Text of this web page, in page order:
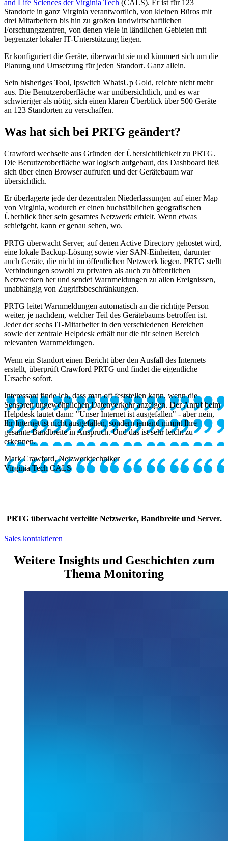
and Life Sciences der Virginia Tech (CALS). Er ist für 123
Standorte in ganz Virginia verantwortlich, von kleinen Büros mit
drei Mitarbeitern bis hin zu großen landwirtschaftlichen
Forschungszentren, von denen viele in ländlichen Gebieten mit
begrenzter lokaler IT-Unterstützung liegen.
Er konfiguriert die Geräte, überwacht sie und kümmert sich um die
Planung und Umsetzung für jeden Standort. Ganz allein.
Sein bisheriges Tool, Ipswitch WhatsUp Gold, reichte nicht mehr
aus. Die Benutzeroberfläche war unübersichtlich, und es war
schwieriger als nötig, sich einen klaren Überblick über 500 Geräte
an 123 Standorten zu verschaffen.
Was hat sich bei PRTG geändert?
Crawford wechselte aus Gründen der Übersichtlichkeit zu PRTG.
Die Benutzeroberfläche war logisch aufgebaut, das Dashboard ließ
sich über einen Browser aufrufen und der Gerätebaum war
übersichtlich.
Er überlagerte jede der dezentralen Niederlassungen auf einer Map
von Virginia, wodurch er einen buchstäblichen geografischen
Überblick über sein gesamtes Netzwerk erhielt. Wenn etwas
schiefgeht, kann er genau sehen, wo.
PRTG überwacht Server, auf denen Active Directory gehostet wird,
eine lokale Backup-Lösung sowie vier SAN-Einheiten, darunter
auch Geräte, die nicht im öffentlichen Netzwerk liegen. PRTG stellt
Verbindungen sowohl zu privaten als auch zu öffentlichen
Netzwerken her und sendet Warnmeldungen zu allen Ereignissen,
unabhängig von Zugriffsbeschränkungen.
PRTG leitet Warnmeldungen automatisch an die richtige Person
weiter, je nachdem, welcher Teil des Gerätebaums betroffen ist.
Jeder der sechs IT-Mitarbeiter in den verschiedenen Bereichen
sowie der zentrale Helpdesk erhält nur die für seinen Bereich
relevanten Warnmeldungen.
Wenn ein Standort einen Bericht über den Ausfall des Internets
erstellt, überprüft Crawford PRTG und findet die eigentliche
Ursache sofort.
Interessant finde ich, dass man oft feststellen kann, wenn die
Sensoren ungewöhnlichen Datenverkehr anzeigen. Der Anruf beim
Helpdesk lautet dann: "Unser Internet ist ausgefallen" - aber nein,
Ihr Internet ist nicht ausgefallen, sondern jemand nimmt Ihre
gesamte Bandbreite in Anspruch. Und das ist sehr leicht zu
erkennen.
Mark Crawford, Netzwerktechniker
Virginia Tech CALS
PRTG überwacht verteilte Netzwerke, Bandbreite und Server.
Sales kontaktieren
Weitere Insights und Geschichten zum
Thema Monitoring